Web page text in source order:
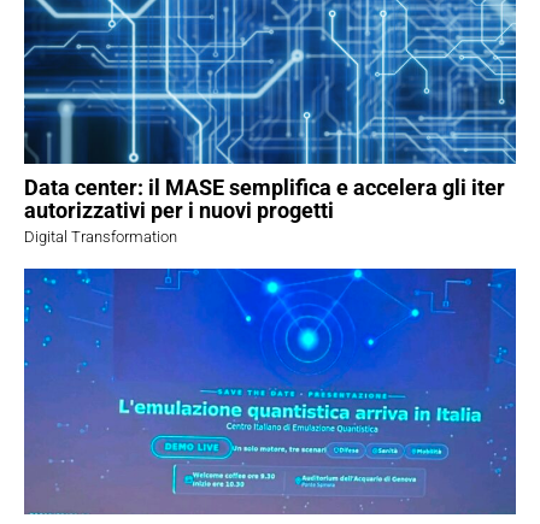
Data center: il MASE semplifica e accelera gli iter
autorizzativi per i nuovi progetti
Digital Transformation